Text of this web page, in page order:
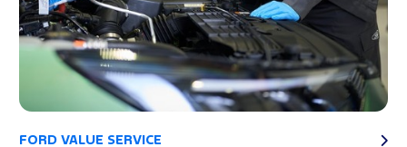
FORD VALUE SERVICE